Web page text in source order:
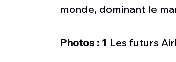
monde, dominant le
Photos : 1 Les futurs